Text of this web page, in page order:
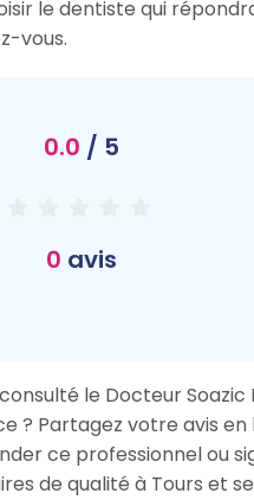
le dentiste qui
vous.
0.0 / 5
0 avis
le Docteur
? Partagez votre avis
ce professionnel ou
de qualité à Tours et